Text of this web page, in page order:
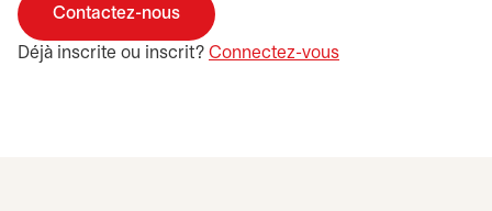
Contactez-nous
Déjà inscrite ou inscrit? Connectez-vous